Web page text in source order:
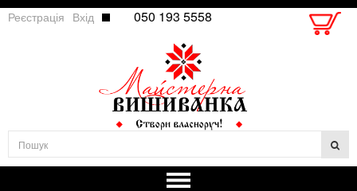
Реєстрація Вхід 050 193 5558